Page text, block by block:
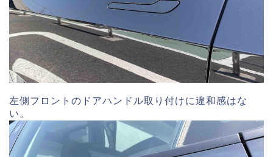
左側フロントのドアハンドル取り付けに違和感はな
い。